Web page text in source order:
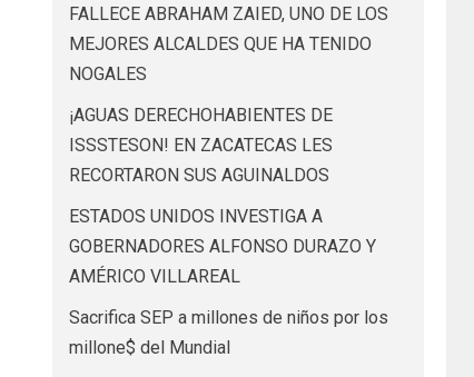
FALLECE ABRAHAM ZAIED, UNO DE LOS
MEJORES ALCALDES QUE HA TENIDO
NOGALES
¡AGUAS DERECHOHABIENTES DE
ISSSTESON! EN ZACATECAS LES
RECORTARON SUS AGUINALDOS
ESTADOS UNIDOS INVESTIGA A
GOBERNADORES ALFONSO DURAZO Y
AMÉRICO VILLAREAL
Sacrifica SEP a millones de niños por los
millone$ del Mundial